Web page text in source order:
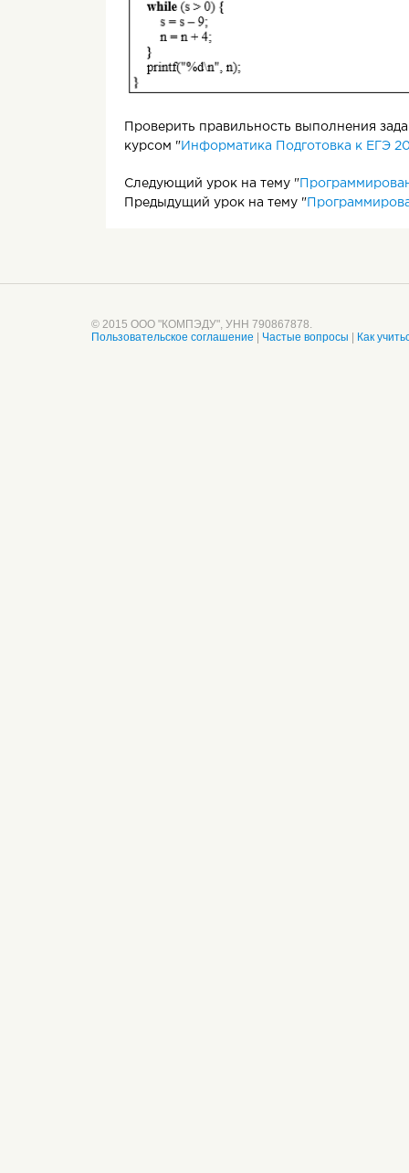
Проверить правильность выполнения
курсом " Информатика Подготовка к ЕГЭ
Следующий урок на тему "
Предыдущий урок на тему "
© 2015 ООО "КОМПЭДУ", УНН 790867878.
Пользовательское соглашение
Частые вопросы Как